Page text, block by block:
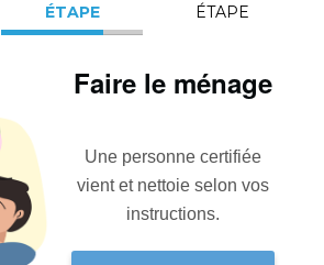
ÉTAPE
ÉTAPE
Faire le ménage
Une personne certifiée
vient et nettoie selon vos
instructions.